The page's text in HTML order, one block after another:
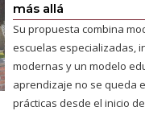
más allá
Su propuesta combina
escuelas especializadas,
modernas y un modelo
aprendizaje no se queda
prácticas desde el inicio